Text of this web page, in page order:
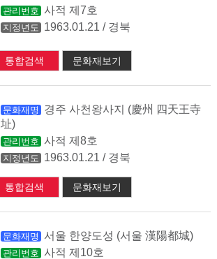
관리번호 사적 제7호
지정년도 1963.01.21 / 경북
통합검색 문화재보기
문화재명 경주 사천왕사지 (慶州 四天王寺
址)
관리번호 사적 제8호
지정년도 1963.01.21 / 경북
통합검색 문화재보기
문화재명 서울 한양도성 (서울 漢陽都城)
관리번호 사적 제10호